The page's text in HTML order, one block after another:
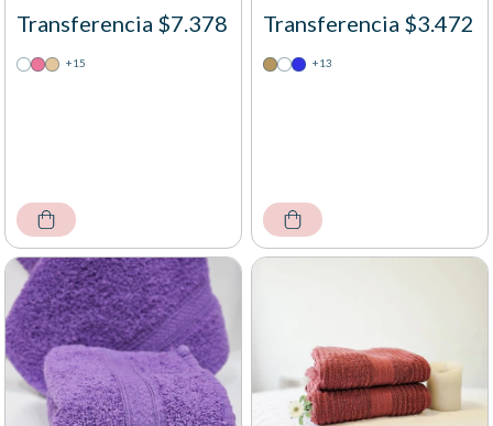
Transferencia $7.378
+15
Transferencia $3.472
+13